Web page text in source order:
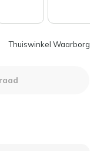
Thuiswinkel Waarborg